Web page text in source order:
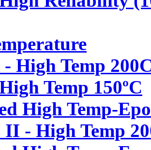
High Temp
Temp 150ºC
High Temp-
II - High Temp